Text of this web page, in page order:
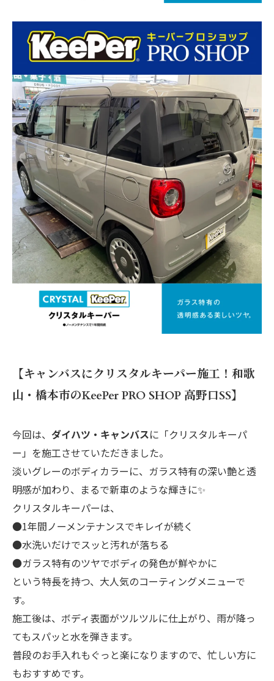
【キャンバスにクリスタルキーパー施工！和歌
山・橋本市のKeePer PRO SHOP 高野口SS】
今回は、 ダイハツ・キャンバスに「クリスタルキーパ
ー」を施工させていただきました。
淡いグレーのボディカラーに、ガラス特有の深い艶と透
明感が加わり、まるで新車のような輝きに✨
クリスタルキーパーは、
●1年間ノーメンテナンスでキレイが続く
●水洗いだけでスッと汚れが落ちる
●ガラス特有のツヤでボディの発色が鮮やかに
という特長を持つ、大人気のコーティングメニューで
す。
施工後は、ボディ表面がツルツルに仕上がり、雨が降っ
てもスパッと水を弾きます。
普段のお手入れもぐっと楽になりますので、忙しい方に
もおすすめです。